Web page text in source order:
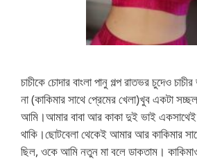
চাচীকে চোদার বাংলা পানু গল্প রাতভর চুদেও
না (কাকিমার সাথে প্রেমের খেলা)খুব একটা
আমি।আমার বাবা আর কাকা দুই ভাই
থাকি।ছোটবেলা থেকেই আমার আর কাকিমার
ছিল, ওকে আমি নতুন মা বলে ডাকতাম।